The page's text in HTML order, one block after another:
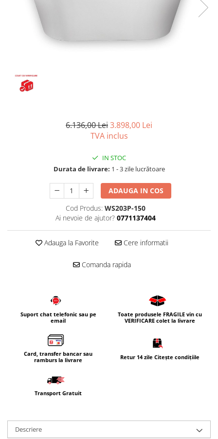
Capace wc
Bideuri suspendate
Pisoare
Usi batante
Usi culisante
6.136,00 Lei3.898,00 Lei
TVA inclus
IN STOC
Durata de livrare: 1 - 3 zile lucrătoare
ADAUGA IN COS
Cod Produs: WS203P-150
Ai nevoie de ajutor? 0771137404
Adauga la Favorite Cere informatii
Comanda rapida
Suport chat telefonic sau pe
email
Toate produsele FRAGILE vin cu
VERIFICARE colet la livrare
Card, transfer bancar sau
ramburs la livrare
Retur 14 zile Citește condițiile
Transport Gratuit
Descriere